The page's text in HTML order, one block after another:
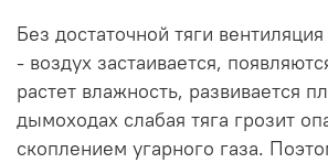
Без достаточной тяги
- воздух застаивается,
растет влажность, развивается
дымоходах слабая тяга грозит
скоплением угарного газа.